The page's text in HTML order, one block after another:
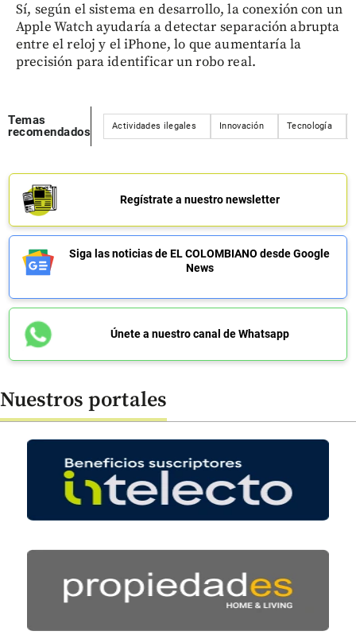
Sí, según el sistema en desarrollo, la conexión con un
Apple Watch ayudaría a detectar separación abrupta
entre el reloj y el iPhone, lo que aumentaría la
precisión para identificar un robo real.
Temas
recomendados
Actividades ilegales Innovación Tecnología
Regístrate a nuestro newsletter
Siga las noticias de EL COLOMBIANO desde Google
News
Únete a nuestro canal de Whatsapp
Nuestros portales